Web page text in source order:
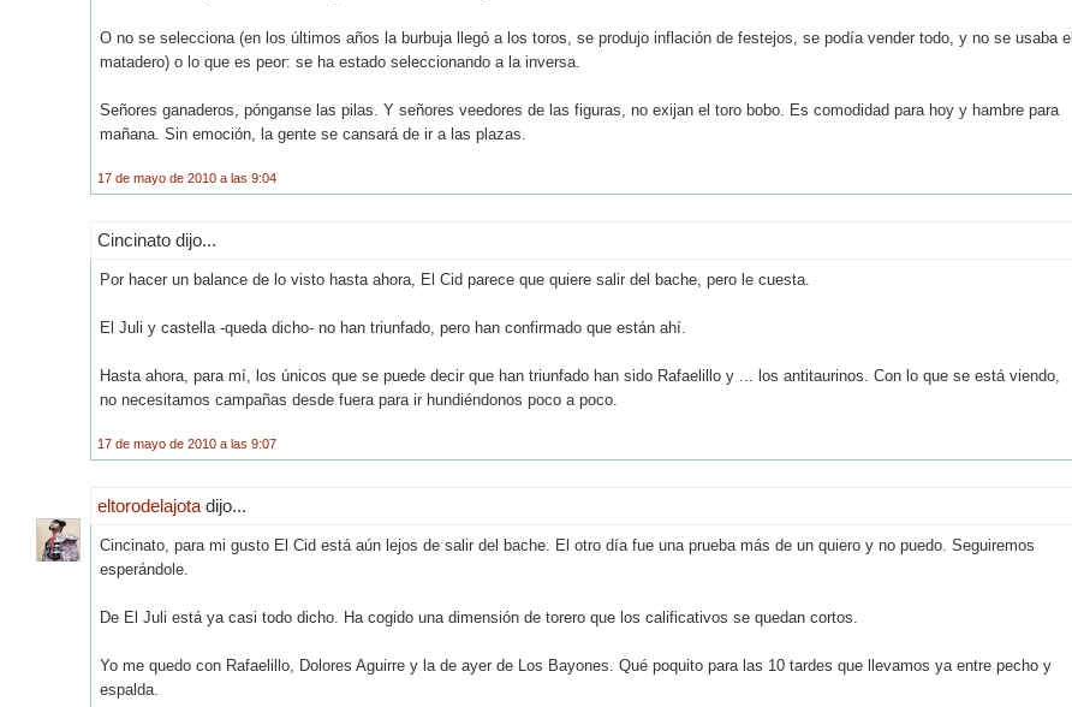
O no se selecciona (en los últimos años la burbuja llegó a los toros, se produjo inflación de festejos, se podía vender todo, y no se usaba el
matadero) o lo que es peor: se ha estado seleccionando a la inversa.
Señores ganaderos, pónganse las pilas. Y señores veedores de las figuras, no exijan el toro bobo. Es comodidad para hoy y hambre para
mañana. Sin emoción, la gente se cansará de ir a las plazas.
17 de mayo de 2010 a las 9:04
Cincinato dijo...
Por hacer un balance de lo visto hasta ahora, El Cid parece que quiere salir del bache, pero le cuesta.
El Juli y castella -queda dicho- no han triunfado, pero han confirmado que están ahí.
Hasta ahora, para mí, los únicos que se puede decir que han triunfado han sido Rafaelillo y ... los antitaurinos. Con lo que se está viendo,
no necesitamos campañas desde fuera para ir hundiéndonos poco a poco.
17 de mayo de 2010 a las 9:07
eltorodelajota dijo...
Cincinato, para mi gusto El Cid está aún lejos de salir del bache. El otro día fue una prueba más de un quiero y no puedo. Seguiremos
esperándole.
De El Juli está ya casi todo dicho. Ha cogido una dimensión de torero que los calificativos se quedan cortos.
Yo me quedo con Rafaelillo, Dolores Aguirre y la de ayer de Los Bayones. Qué poquito para las 10 tardes que llevamos ya entre pecho y
espalda.